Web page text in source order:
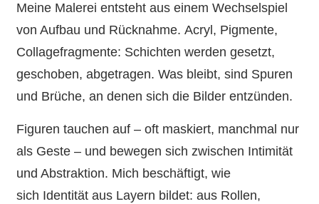
Meine Malerei entsteht aus einem Wechselspiel
von Aufbau und Rücknahme. Acryl, Pigmente,
Collagefragmente: Schichten werden gesetzt,
geschoben, abgetragen. Was bleibt, sind Spuren
und Brüche, an denen sich die Bilder entzünden.
Figuren tauchen auf – oft maskiert, manchmal nur
als Geste – und bewegen sich zwischen Intimität
und Abstraktion. Mich beschäftigt, wie
sich Identität aus Layern bildet: aus Rollen,